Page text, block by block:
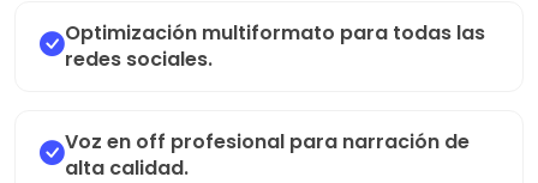
Optimización multiformato para todas las
redes sociales.
Voz en off profesional para narración de
alta calidad.